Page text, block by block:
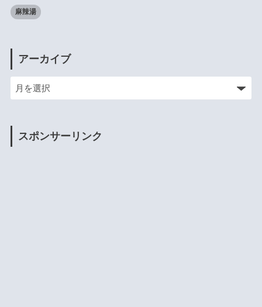
麻辣湯
アーカイブ
スポンサーリンク